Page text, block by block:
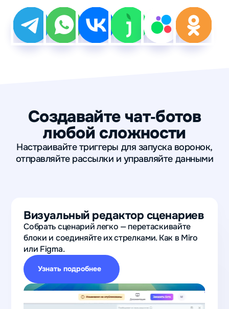
Создавайте чат‑ботов
любой сложности
Настраивайте триггеры для запуска воронок,
отправляйте рассылки и управляйте данными
Визуальный редактор сценариев
Собрать сценарий легко — перетаскивайте
блоки и соединяйте их стрелками. Как в Miro
или Figma.
Узнать подробнее